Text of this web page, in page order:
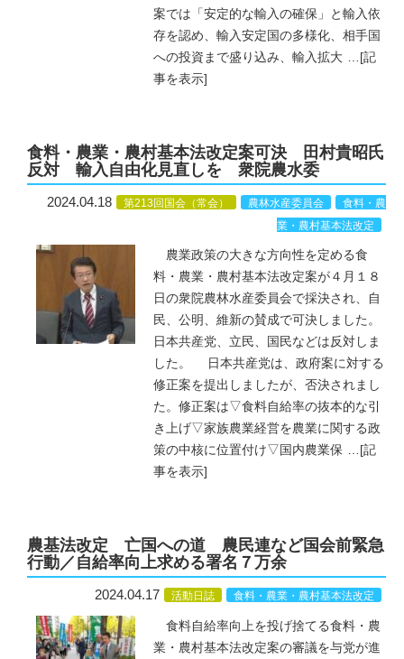
案では「安定的な輸入の確保」と輸入依
存を認め、輸入安定国の多様化、相手国
への投資まで盛り込み、輸入拡大 … [記
事を表示]
食料・農業・農村基本法改定案可決 田村貴昭氏
反対 輸入自由化見直しを 衆院農水委
2024.04.18 第213回国会（常会） 農林水産委員会
食料・農
業・農村基本法改定
農業政策の大きな方向性を定める食
料・農業・農村基本法改定案が４月１８
日の衆院農林水産委員会で採決され、自
民、公明、維新の賛成で可決しました。
日本共産党、立民、国民などは反対しま
した。 日本共産党は、政府案に対する
修正案を提出しましたが、否決されまし
た。修正案は▽食料自給率の抜本的な引
き上げ▽家族農業経営を農業に関する政
策の中核に位置付け▽国内農業保 … [記
事を表示]
農基法改定 亡国への道 農民連など国会前緊急
行動／自給率向上求める署名７万余
2024.04.17 活動日誌 食料・農業・農村基本法改定
食料自給率向上を投げ捨てる食料・農
業・農村基本法改定案の審議を与党が進